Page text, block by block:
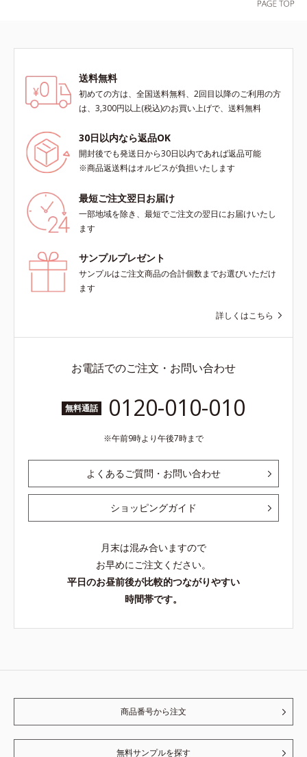
かさ印象が高く評価されたこと*3
データベースPubMed及びGoogle
scholarにより国内化粧品業界にお
いて該当文献がないことを確認（ポ
イ肌に。ローズとイランイランに
バランスがとれた肌に。ゼラニウ
り。【OS09】油分が多い肌に。さ
っぱりした柑橘にスパイスをプラス
り。天然由来の力を借りた毎日のケ
アで、人工的な“いい香り”でもな
く、体臭のような“ニオイ”でもな
ょう。【ご使用方法】お風呂上がり
のボディケアとして、マッサージす
ます。塗り重ねることで“自然ない
い匂い”を長時間お楽しみいただけ
送料無料
初めての方は、全国送料無料、2回目以降のご利用の方
は、3,300円以上(税込)のお買い上げで、送料無料
30日以内なら返品OK
開封後でも発送日から30日以内であれば返品可能
※商品返送料はオルビスが負担いたします
最短ご注文翌日お届け
一部地域を除き、最短でご注文の翌日にお届けいたし
ます
サンプルプレゼント
サンプルはご注文商品の合計個数までお選びいただけ
ます
詳しくはこちら
お電話でのご注文・お問い合わせ
無料通話 0120-010-010
午前9時より午後7時まで
よくあるご質問・お問い合わせ
ショッピングガイド
月末は混み合いますので
お早めにご注文ください。
平日のお昼前後が比較的つながりやすい
時間帯です。
商品番号から注文
無料サンプルを探す